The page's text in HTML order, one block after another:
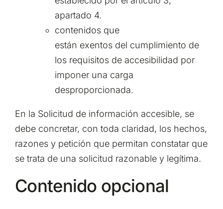
apartado 4.
contenidos que
están exentos del cumplimiento de
los requisitos de accesibilidad por
imponer una carga
desproporcionada.
En la Solicitud de información accesible, se
debe concretar, con toda claridad, los hechos,
razones y petición que permitan constatar que
se trata de una solicitud razonable y legítima.
Contenido opcional